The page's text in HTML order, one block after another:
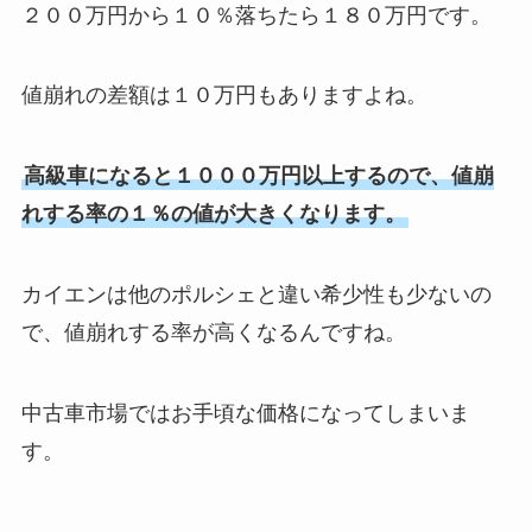
２００万円から１０％落ちたら１８０万円です。
値崩れの差額は１０万円もありますよね。
高級車になると１０００万円以上するので、値崩
れする率の１％の値が大きくなります。
カイエンは他のポルシェと違い希少性も少ないの
で、値崩れする率が高くなるんですね。
中古車市場ではお手頃な価格になってしまいま
す。